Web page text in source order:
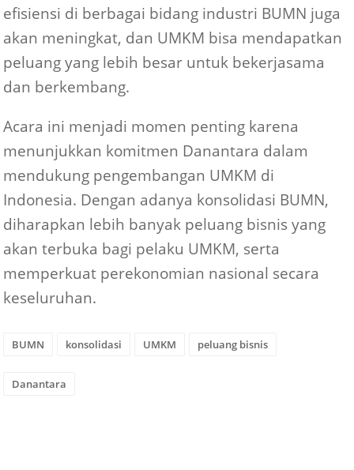
efisiensi di berbagai bidang industri BUMN juga
akan meningkat, dan UMKM bisa mendapatkan
peluang yang lebih besar untuk bekerjasama
dan berkembang.
Acara ini menjadi momen penting karena
menunjukkan komitmen Danantara dalam
mendukung pengembangan UMKM di
Indonesia. Dengan adanya konsolidasi BUMN,
diharapkan lebih banyak peluang bisnis yang
akan terbuka bagi pelaku UMKM, serta
memperkuat perekonomian nasional secara
keseluruhan.
BUMN konsolidasi UMKM peluang bisnis
Danantara